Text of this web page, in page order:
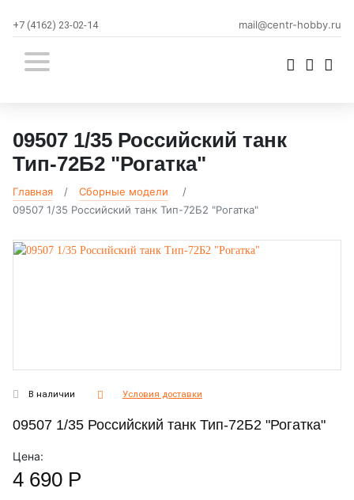
mail@centr-hobby.ru
+7 (4162) 23-02-14
09507 1/35 Российский танк
Тип-72Б2 "Рогатка"
Главная
Сборные модели
09507 1/35 Российский танк Тип-72Б2 "Рогатка"
В наличии Условия доставки
09507 1/35 Российский танк Тип-72Б2 "Рогатка"
Цена:
4 690 Р